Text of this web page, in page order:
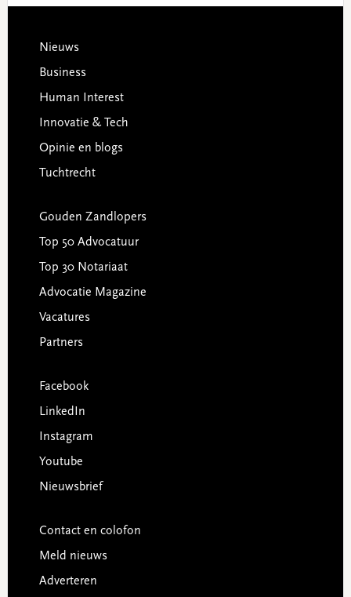
Footer
Nieuws
Business
Human Interest
Innovatie & Tech
Opinie en blogs
Tuchtrecht
Gouden Zandlopers
Top 50 Advocatuur
Top 30 Notariaat
Advocatie Magazine
Vacatures
Partners
Facebook
LinkedIn
Instagram
Youtube
Nieuwsbrief
Contact en colofon
Meld nieuws
Adverteren